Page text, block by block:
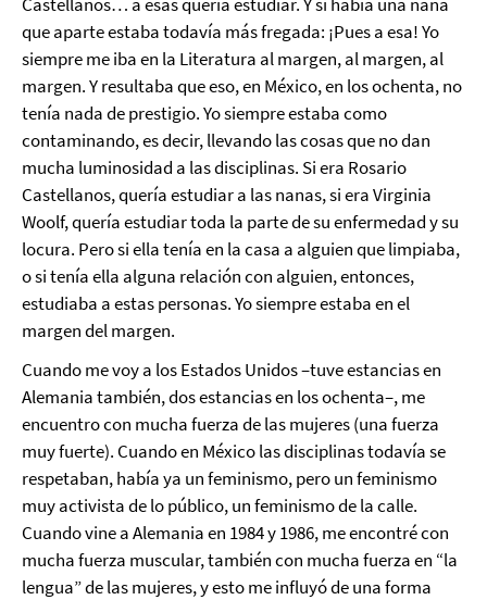
que aparte estaba todavía más fregada: ¡Pues a esa! Yo
siempre me iba en la Literatura al margen, al margen, al
margen. Y resultaba que eso, en México, en los ochenta, no
tenía nada de prestigio. Yo siempre estaba como
contaminando, es decir, llevando las cosas que no dan
mucha luminosidad a las disciplinas. Si era Rosario
Castellanos, quería estudiar a las nanas, si era Virginia
Woolf, quería estudiar toda la parte de su enfermedad y su
locura. Pero si ella tenía en la casa a alguien que limpiaba,
o si tenía ella alguna relación con alguien, entonces,
estudiaba a estas personas. Yo siempre estaba en el
margen del margen.
Cuando me voy a los Estados Unidos –tuve estancias en
Alemania también, dos estancias en los ochenta–, me
encuentro con mucha fuerza de las mujeres (una fuerza
muy fuerte). Cuando en México las disciplinas todavía se
respetaban, había ya un feminismo, pero un feminismo
muy activista de lo público, un feminismo de la calle.
Cuando vine a Alemania en 1984 y 1986, me encontré con
mucha fuerza muscular, también con mucha fuerza en “la
lengua” de las mujeres, y esto me influyó de una forma